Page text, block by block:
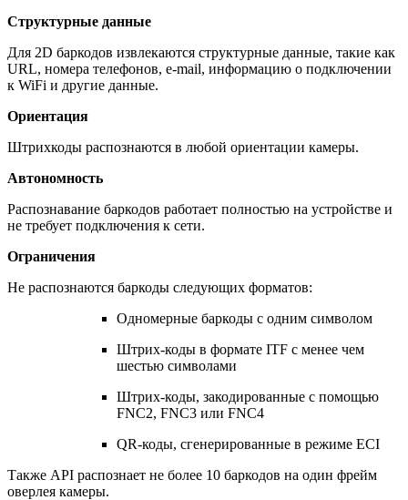
Структурные данные
Для 2D баркодов извлекаются структурные данные, такие как
URL, номера телефонов, e-mail, информацию о подключении
к WiFi и другие данные.
Ориентация
Штрихкоды распознаются в любой ориентации камеры.
Автономность
Распознавание баркодов работает полностью на устройстве и
не требует подключения к сети.
Ограничения
Не распознаются баркоды следующих форматов:
Одномерные баркоды с одним символом
Штрих-коды в формате ITF с менее чем
шестью символами
Штрих-коды, закодированные с помощью
FNC2, FNC3 или FNC4
QR-коды, сгенерированные в режиме ECI
Также API распознает не более 10 баркодов на один фрейм
оверлея камеры.